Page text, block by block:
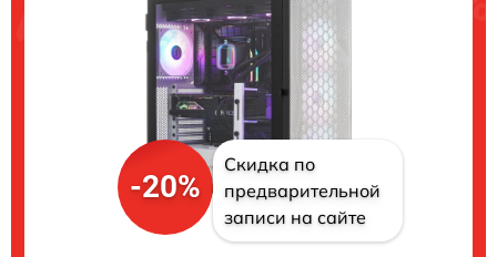
-20%
Скидка по
предварительной
записи на сайте